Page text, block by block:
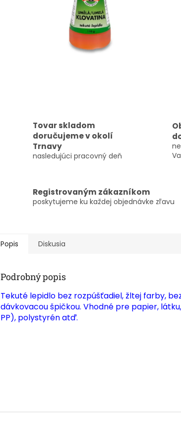
Tovar skladom
doručujeme v okolí
Trnavy
nasledujúci pracovný deň
Registrovaným zákazníkom
poskytujeme ku každej objednávke zľavu
Popis Diskusia
Podrobný popis
Tekuté lepidlo bez rozpúšťadiel, žltej farby,
dávkovacou špičkou. Vhodné pre papier,
PP), polystyrén atď.